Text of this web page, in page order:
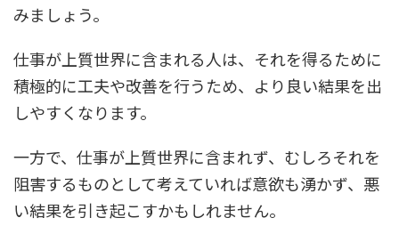
みましょう。
仕事が上質世界に含まれる人は、それを得るために
積極的に工夫や改善を行うため、より良い結果を出
しやすくなります。
一方で、仕事が上質世界に含まれず、むしろそれを
阻害するものとして考えていれば意欲も湧かず、悪
い結果を引き起こすかもしれません。